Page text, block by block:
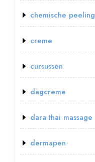
chemische peeling
creme
cursussen
dagcreme
dara thai massage
dermapen